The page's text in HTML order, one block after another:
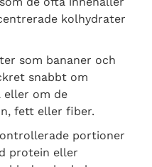
kolhydrater
som bananer och
snabbt om
om de
fett eller fiber.
portioner
protein eller